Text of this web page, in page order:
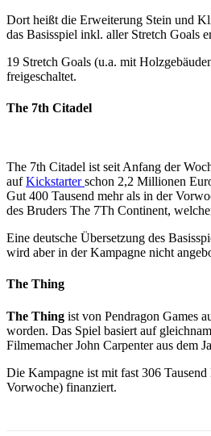
Dort heißt die Erweiterung Stein und
das Basisspiel inkl. aller Stretch Goals
19 Stretch Goals (u.a. mit
freigeschaltet.
The 7th Citadel
The 7th Citadel ist seit Anfang der
aufKickstarterschon 2,2 Millionen
Gut 400 Tausend mehr als in der
des Bruders The 7Th Continent,
Eine deutsche Übersetzung des
wird aber in der Kampagne nicht
The Thing
The Thing ist von Pendragon Games
worden. Das Spiel basiert auf
Filmemacher John Carpenter aus dem
Die Kampagne ist mit fast 306
Vorwoche) finanziert.